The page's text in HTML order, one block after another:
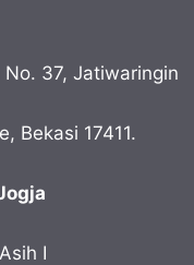
37, Jatiwaringin
Bekasi 17411.
I